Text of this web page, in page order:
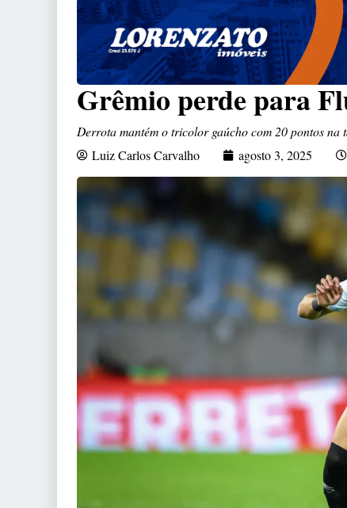
Grêmio perde para
Derrota mantém o tricolor gaúcho com 20 pontos
Luiz Carlos Carvalho
agosto 3, 2025